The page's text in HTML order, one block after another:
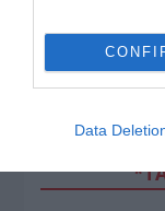
Data